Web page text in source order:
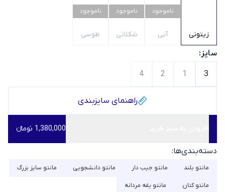
زیتونی
ناموجود
آبی
ناموجود
شکلاتی
ناموجود
طوسی
سایز:
3
1
2
4
راهنمای سایز‌بندی
1,380,000 تومانء
دسته‌بندی‌ها:
مانتو بلند مانتو جیب دار مانتو دانشجویی مانتو سایز بزرگ
مانتو کتان مانتو یقه مردانه